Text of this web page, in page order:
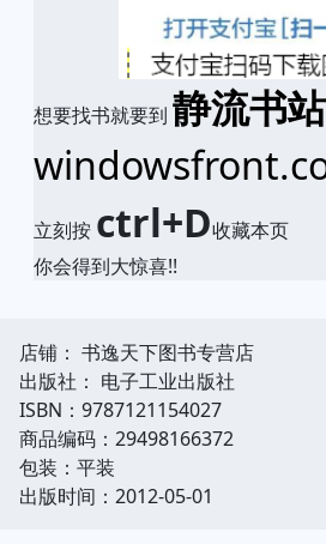
想要找书就要到 静流书站
立刻按 ctrl+D收藏本页
你会得到大惊喜!!
店铺： 书逸天下图书专营店
出版社： 电子工业出版社
ISBN：9787121154027
商品编码：29498166372
包装：平装
出版时间：2012-05-01